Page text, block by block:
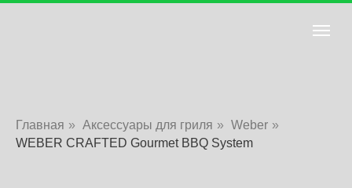
Главная » Аксессуары для гриля » Weber »
WEBER CRAFTED Gourmet BBQ System